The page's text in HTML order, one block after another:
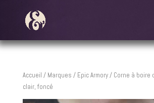
Accueil / Marques / Epic Armory/ Corne à boire
clair, foncé